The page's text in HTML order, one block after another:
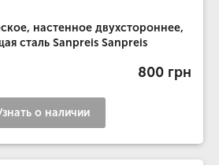
настенное двухстороннее,
сталь Sanpreis Sanpreis
800 грн
о наличии